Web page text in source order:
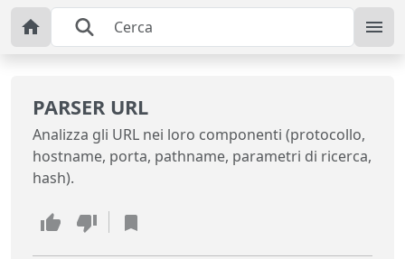
PARSER URL
Analizza gli URL nei loro componenti (protocollo,
hostname, porta, pathname, parametri di ricerca,
hash).